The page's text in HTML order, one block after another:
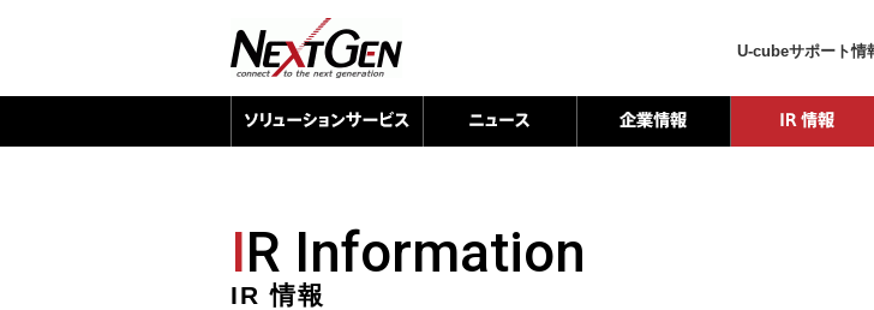
U-cubeサポート情
IR Information
IR 情報